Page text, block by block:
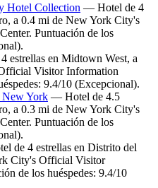
Hotel Collection — Hotel de 4
a 0.4 mi de New York City's
Puntuación de los
estrellas en Midtown West, a
Visitor Information
9.4/10 (Excepcional).
New York — Hotel de 4.5
a 0.3 mi de New York City's
Puntuación de los
de 4 estrellas en Distrito del
City's Official Visitor
de los huéspedes: 9.4/10